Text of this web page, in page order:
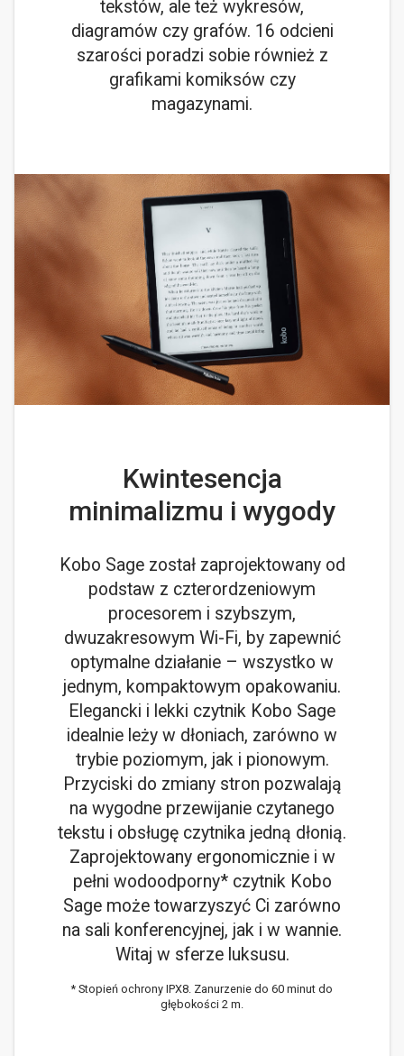
tekstów, ale też wykresów,
diagramów czy grafów. 16 odcieni
szarości poradzi sobie również z
grafikami komiksów czy
magazynami.
Kwintesencja
minimalizmu i wygody
Kobo Sage został zaprojektowany od
podstaw z czterordzeniowym
procesorem i szybszym,
dwuzakresowym Wi-Fi, by zapewnić
optymalne działanie – wszystko w
jednym, kompaktowym opakowaniu.
Elegancki i lekki czytnik Kobo Sage
idealnie leży w dłoniach, zarówno w
trybie poziomym, jak i pionowym.
Przyciski do zmiany stron pozwalają
na wygodne przewijanie czytanego
tekstu i obsługę czytnika jedną dłonią.
Zaprojektowany ergonomicznie i w
pełni wodoodporny* czytnik Kobo
Sage może towarzyszyć Ci zarówno
na sali konferencyjnej, jak i w wannie.
Witaj w sferze luksusu.
* Stopień ochrony IPX8. Zanurzenie do 60 minut do
głębokości 2 m.